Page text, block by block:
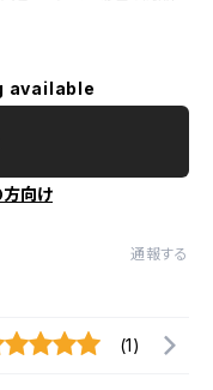
available
向け
通報する
(1)